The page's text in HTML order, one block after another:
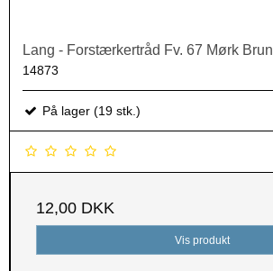
Lang - Forstærkertråd Fv. 67 Mørk Brun
14873
På lager (19 stk.)
12,00 DKK
Vis produkt